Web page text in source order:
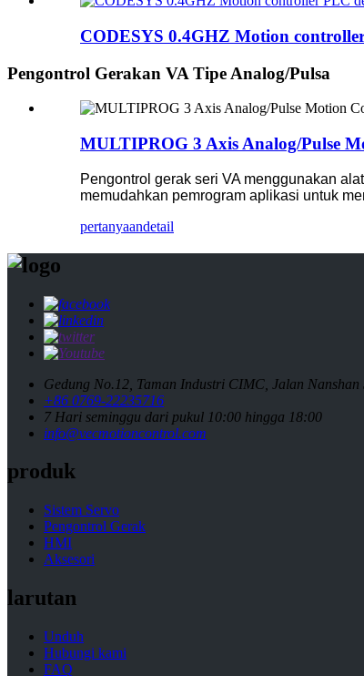
CODESYS 0.4GHZ Motion
Pengontrol Gerakan VA Tipe Analog/Pulsa
MULTIPROG 3 Axis Analog/Pulse
Pengontrol gerak seri VA menggunakan
memudahkan pemrogram aplikasi untuk
pertanyaandetail
Gedung No.12, Taman Industri CIMC, Jalan
+86 0769-22235716
7 Hari seminggu dari pukul 10:00 hingga 18:00
info@vecmotioncontrol.com
produk
Sistem Servo
Pengontrol Gerak
HMI
Aksesori
larutan
Unduh
Hubungi kami
FAQ